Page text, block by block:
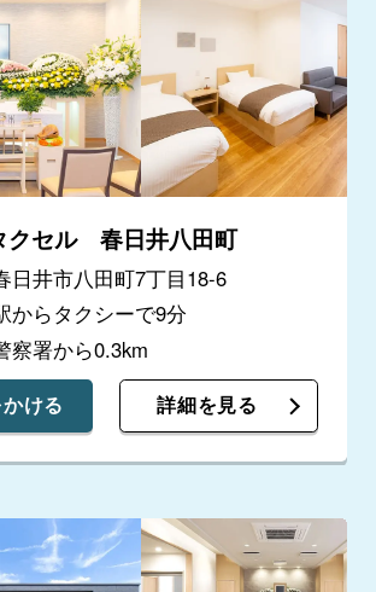
クセル 春日井八田町
日井市八田町7丁目18-6
からタクシーで9分
察署から0.3km
ける 詳細を見る